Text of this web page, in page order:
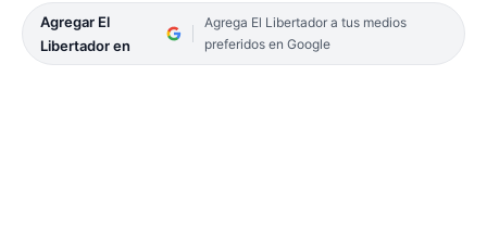
Agregar El
Libertador en
Agrega El Libertador a tus medios
preferidos en Google